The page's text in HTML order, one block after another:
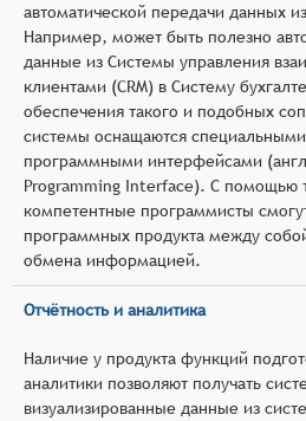
автоматической передачи данных
Например, может быть полезно
данные из Системы управления
клиентами (CRM) в Систему
обеспечения такого и подобных
системы оснащаются
программными интерфейсами
Programming Interface). С помощью
компетентные программисты
программных продукта между
обмена информацией.
Отчётность и аналитика
Наличие у продукта функций
аналитики позволяют получать
визуализированные данные из